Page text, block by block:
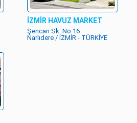
İZMİR HAVUZ MARKET
Şencan Sk. No:16
Narlıdere / İZMİR - TÜRKİYE